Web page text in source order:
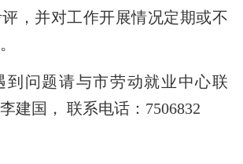
，并对工作开展情况定期或不
到问题请与市劳动就业中心联
建国， 联系电话： 7506832